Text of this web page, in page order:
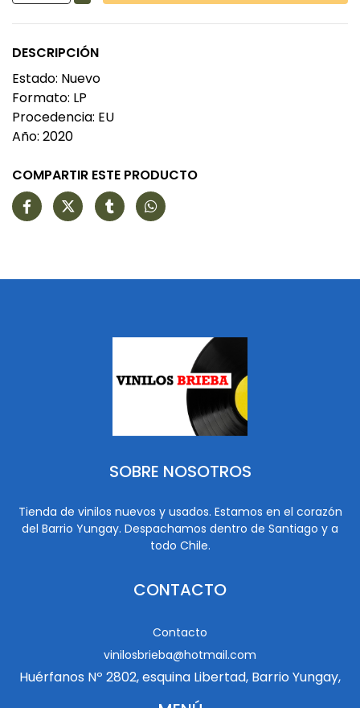
DESCRIPCIÓN
Estado: Nuevo
Formato: LP
Procedencia: EU
Año: 2020
COMPARTIR ESTE PRODUCTO
SOBRE NOSOTROS
Tienda de vinilos nuevos y usados. Estamos en el corazón
del Barrio Yungay. Despachamos dentro de Santiago y a
todo Chile.
CONTACTO
Contacto
vinilosbrieba@hotmail.com
Huérfanos Nº 2802, esquina Libertad, Barrio Yungay,